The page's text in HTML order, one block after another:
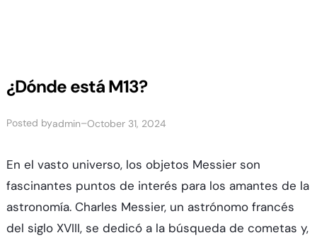
¿Dónde está M13?
Posted byadmin–October 31, 2024
En el vasto universo, los objetos Messier son
fascinantes puntos de interés para los amantes de la
astronomía. Charles Messier, un astrónomo francés
del siglo XVIII, se dedicó a la búsqueda de cometas y,